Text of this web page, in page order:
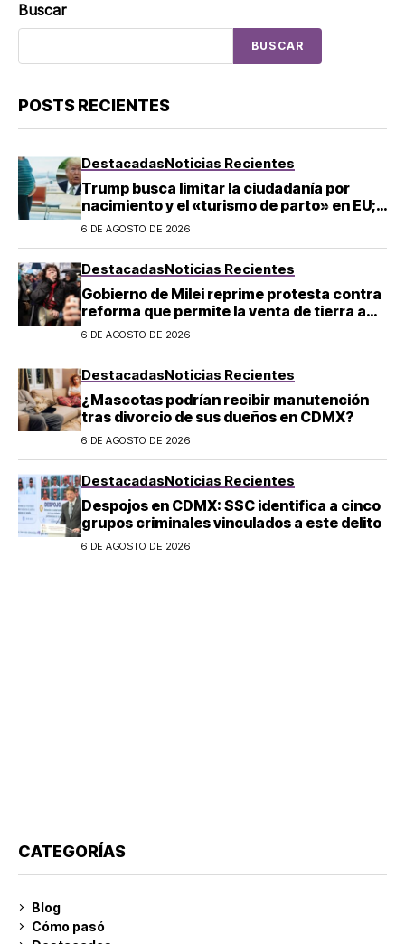
Buscar
BUSCAR
POSTS RECIENTES
DestacadasNoticias Recientes
Trump busca limitar la ciudadanía por
nacimiento y el «turismo de parto» en EU;
¿a quién afecta?
6 DE AGOSTO DE 2026
DestacadasNoticias Recientes
Gobierno de Milei reprime protesta contra
reforma que permite la venta de tierra a
extranjeros en Argentina
6 DE AGOSTO DE 2026
DestacadasNoticias Recientes
¿Mascotas podrían recibir manutención
tras divorcio de sus dueños en CDMX?
6 DE AGOSTO DE 2026
DestacadasNoticias Recientes
Despojos en CDMX: SSC identifica a cinco
grupos criminales vinculados a este delito
6 DE AGOSTO DE 2026
CATEGORÍAS
Blog
Cómo pasó